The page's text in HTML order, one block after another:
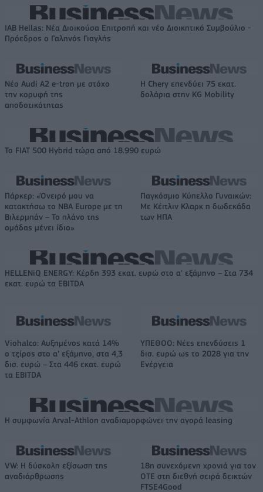
IAB Hellas: Νέα Διοικούσα Επιτροπή και νέο Διοικητικό Συμβούλιο -
Πρόεδρος ο Γαληνός Γιαγλής
Νέο Audi A2 e-tron με στόχο
την κορυφή της
αποδοτικότητας
Η Chery επενδύει 75 εκατ.
δολάρια στην KG Mobility
Το FIAT 500 Hybrid τώρα από 18.990 ευρώ
Πάρκερ: «Όνειρό μου να
κατακτήσω το ΝΒΑ Europe με τη
Βιλερμπάν – Το πλάνο της
ομάδας μένει ίδιο»
Παγκόσμιο Κύπελλο Γυναικών:
Με Κέιτλιν Κλαρκ η δωδεκάδα
των ΗΠΑ
HELLENiQ ENERGY: Κέρδη 393 εκατ. ευρώ στο α' εξάμηνο – Στα 734
εκατ. ευρώ τα EBITDA
Viohalco: Αυξημένος κατά 14%
ο τζίρος στο α' εξάμηνο, στα 4,3
δισ. ευρώ – Στα 446 εκατ. ευρώ
τα EBITDA
ΥΠΕΘΟΟ: Νέες επενδύσεις 1
δισ. ευρώ ως το 2028 για την
Ενέργεια
Η συμφωνία Arval-Athlon αναδιαμορφώνει την αγορά leasing
VW: Η δύσκολη εξίσωση της
αναδιάρθρωσης
18η συνεχόμενη χρονιά για τον
ΟΤΕ στη διεθνή σειρά δεικτών
FTSE4Good